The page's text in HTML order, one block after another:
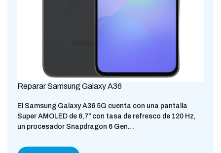
Reparar Samsung Galaxy A36
El Samsung Galaxy A36 5G cuenta con una pantalla
Super AMOLED de 6,7″ con tasa de refresco de 120 Hz,
un procesador Snapdragon 6 Gen…